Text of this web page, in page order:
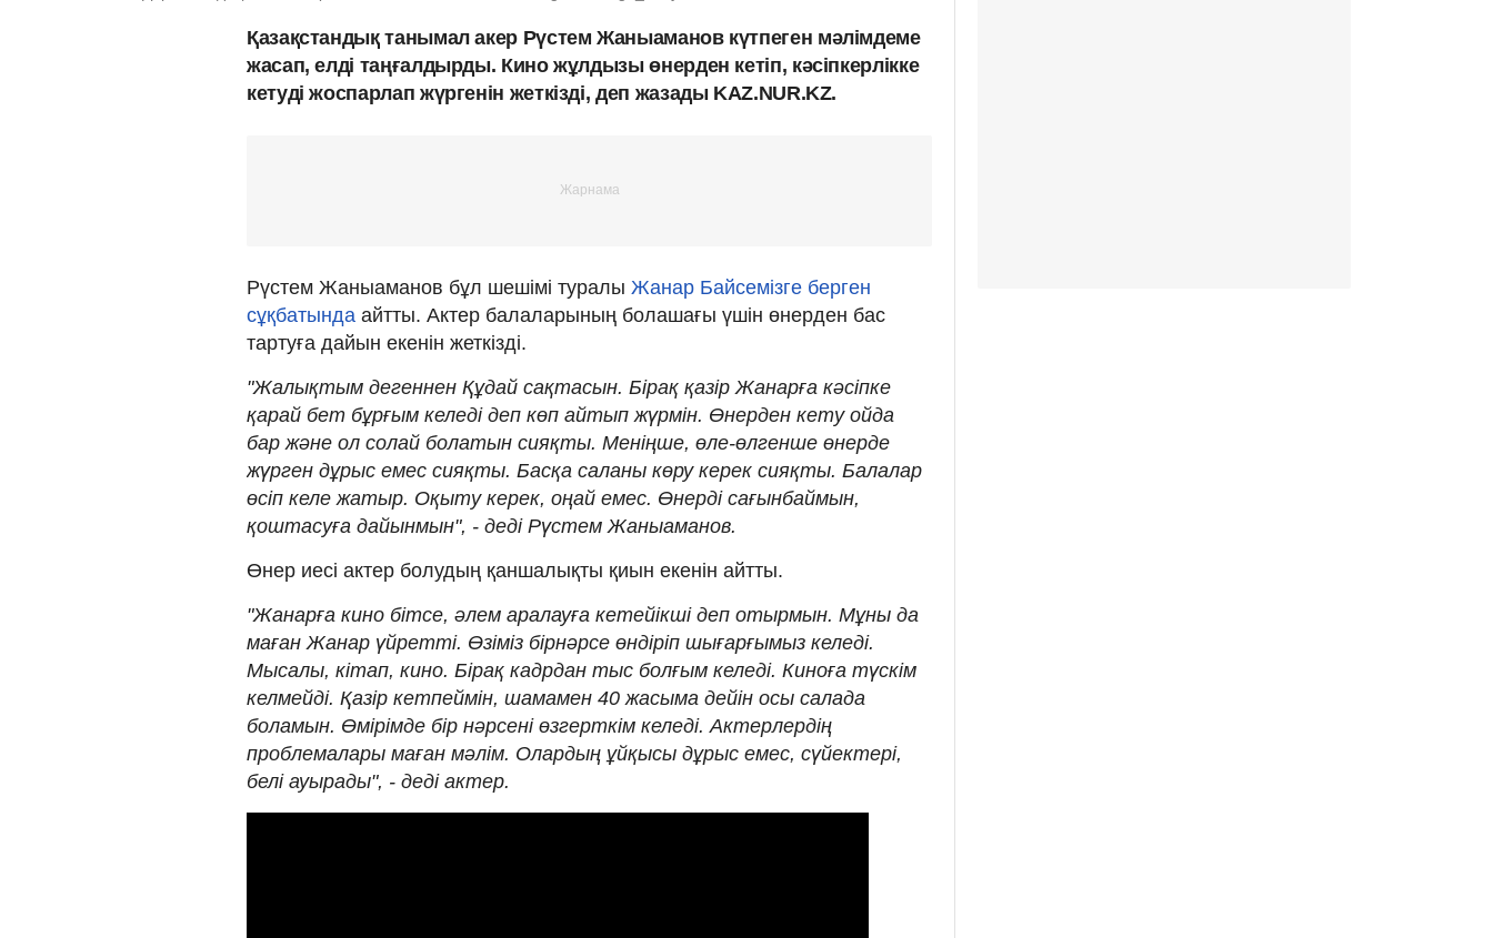
Қазақстандық танымал акер Рүстем Жаныаманов күтпеген мәлімдеме
жасап, елді таңғалдырды. Кино жұлдызы өнерден кетіп, кәсіпкерлікке
кетуді жоспарлап жүргенін жеткізді, деп жазады KAZ.NUR.KZ.
Рүстем Жаныаманов бұл шешімі туралы Жанар Байсемізге берген
сұқбатында айтты. Актер балаларының болашағы үшін өнерден бас
тартуға дайын екенін жеткізді.
"Жалықтым дегеннен Құдай сақтасын. Бірақ қазір Жанарға кәсіпке
қарай бет бұрғым келеді деп көп айтып жүрмін. Өнерден кету ойда
бар және ол солай болатын сияқты. Меніңше, өле-өлгенше өнерде
жүрген дұрыс емес сияқты. Басқа саланы көру керек сияқты. Балалар
өсіп келе жатыр. Оқыту керек, оңай емес. Өнерді сағынбаймын,
қоштасуға дайынмын", - деді Рүстем Жаныаманов.
Өнер иесі актер болудың қаншалықты қиын екенін айтты.
"Жанарға кино бітсе, әлем аралауға кетейікші деп отырмын. Мұны да
маған Жанар үйретті. Өзіміз бірнәрсе өндіріп шығарғымыз келеді.
Мысалы, кітап, кино. Бірақ кадрдан тыс болғым келеді. Киноға түскім
келмейді. Қазір кетпеймін, шамамен 40 жасыма дейін осы салада
боламын. Өмірімде бір нәрсені өзгерткім келеді. Актерлердің
проблемалары маған мәлім. Олардың ұйқысы дұрыс емес, сүйектері,
белі ауырады", - деді актер.